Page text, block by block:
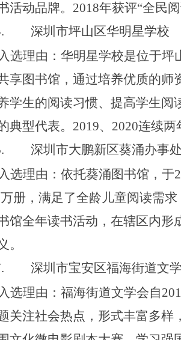
活动品牌。 2018年获评“全民
深圳市坪山区华明星学校
入选理由：华明星学校是位于
享图书馆，通过培养优质的
学生的阅读习惯、提高学生
典型代表。 2019、 2020连续两
深圳市大鹏新区葵涌办事
入选理由：依托葵涌图书馆， 于
万册，满足了全龄儿童阅读需求
馆全年读书活动，在辖区内
。
深圳市宝安区福海街道文
入选理由：福海街道文学会自201
关注社会热点，形式丰富多样